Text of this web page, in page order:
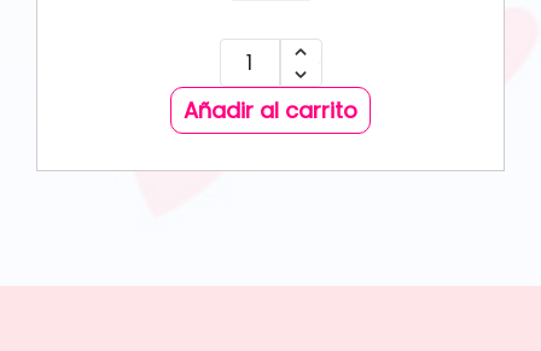
Añadir al carrito